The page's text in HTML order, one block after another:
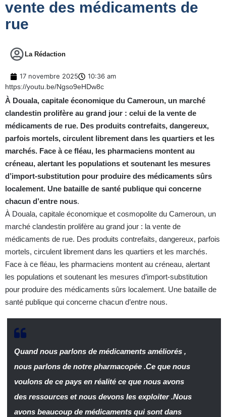
vente des médicaments de
rue
La Rédaction
17 novembre 2025
10:36 am
https://youtu.be/Ngso9eHDw8c
À Douala, capitale économique du Cameroun, un marché
clandestin prolifère au grand jour : celui de la vente de
médicaments de rue. Des produits contrefaits, dangereux,
parfois mortels, circulent librement dans les quartiers et les
marchés. Face à ce fléau, les pharmaciens montent au
créneau, alertant les populations et soutenant les mesures
d’import-substitution pour produire des médicaments sûrs
localement. Une bataille de santé publique qui concerne
chacun d’entre nous.
À Douala, capitale économique et cosmopolite du Cameroun, un
marché clandestin prolifère au grand jour : la vente de
médicaments de rue. Des produits contrefaits, dangereux, parfois
mortels, circulent librement dans les quartiers et les marchés.
Face à ce fléau, les pharmaciens montent au créneau, alertant
les populations et soutenant les mesures d’import-substitution
pour produire des médicaments sûrs localement. Une bataille de
santé publique qui concerne chacun d’entre nous.
Quand nous parlons de médicaments améliorés ,
nous parlons de notre pharmacopée .Ce que nous
voulons de ce pays en réalité ce que nous avons
des ressources et nous devons les exploiter .Nous
avons beaucoup de médicaments qui sont dans